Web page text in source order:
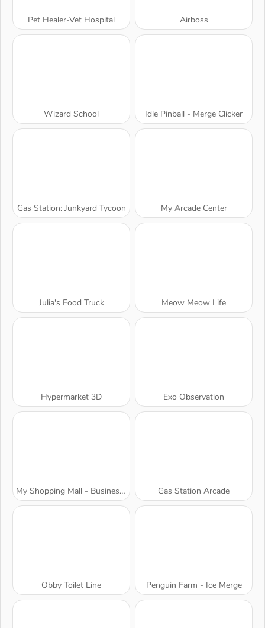
Pet Healer-Vet Hospital Airboss
Wizard School Idle Pinball - Merge Clicker
Gas Station: Junkyard Tycoon My Arcade Center
Julia's Food Truck Meow Meow Life
Hypermarket 3D Exo Observation
My Shopping Mall - Business Clicker Gas Station Arcade
Obby Toilet Line Penguin Farm - Ice Merge